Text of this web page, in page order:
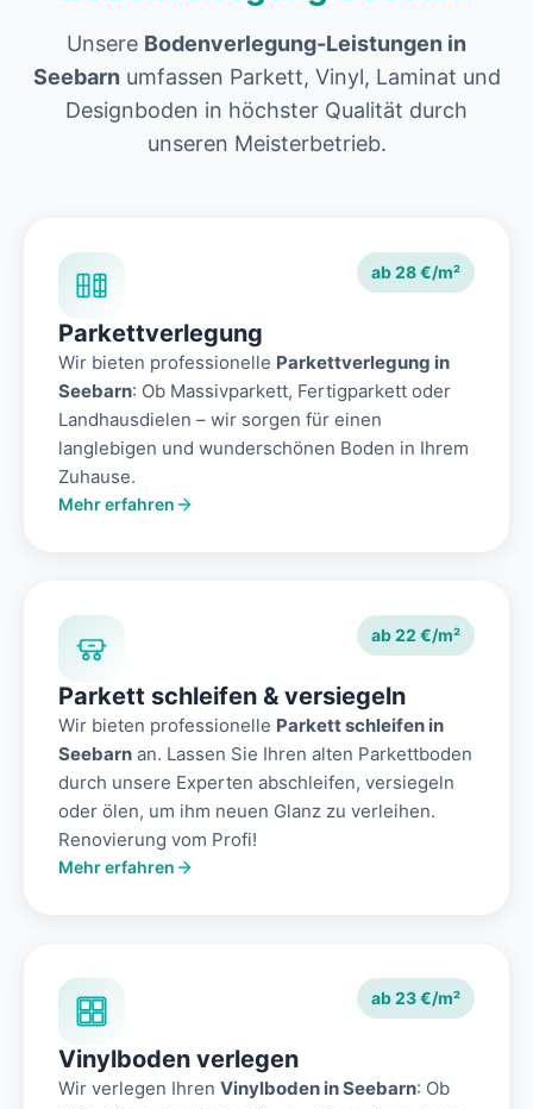
Unsere Bodenverlegung-Leistungen in
Seebarn umfassen Parkett, Vinyl, Laminat und
Designboden in höchster Qualität durch
unseren Meisterbetrieb.
ab 28 €/m²
Parkettverlegung
Wir bieten professionelle Parkettverlegung in
Seebarn: Ob Massivparkett, Fertigparkett oder
Landhausdielen – wir sorgen für einen
langlebigen und wunderschönen Boden in Ihrem
Zuhause.
Mehr erfahren
ab 22 €/m²
Parkett schleifen & versiegeln
Wir bieten professionelle Parkett schleifen in
Seebarn an. Lassen Sie Ihren alten Parkettboden
durch unsere Experten abschleifen, versiegeln
oder ölen, um ihm neuen Glanz zu verleihen.
Renovierung vom Profi!
Mehr erfahren
ab 23 €/m²
Vinylboden verlegen
Wir verlegen Ihren Vinylboden in Seebarn: Ob